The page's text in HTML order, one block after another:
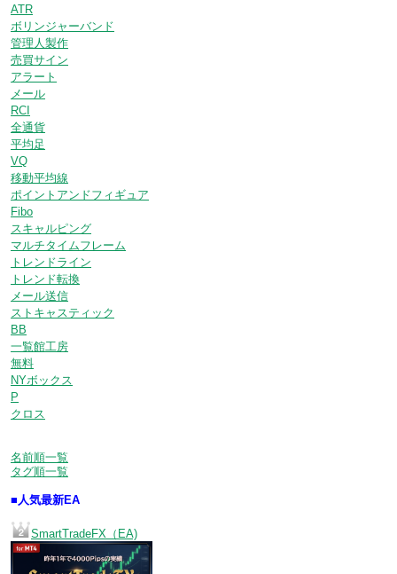
ATR
ボリンジャーバンド
管理人製作
売買サイン
アラート
メール
RCI
全通貨
平均足
VQ
移動平均線
ポイントアンドフィギュア
Fibo
スキャルピング
マルチタイムフレーム
トレンドライン
トレンド転換
メール送信
ストキャスティック
BB
一覧館工房
無料
NYボックス
P
クロス
名前順一覧
タグ順一覧
■人気最新EA
SmartTradeFX（EA)